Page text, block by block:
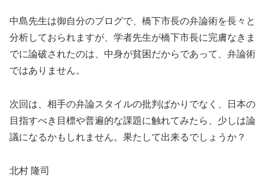
中島先生は御自分のブログで、橋下市長の弁論術を長々と
分析しておられますが、学者先生が橋下市長に完膚なきま
でに論破されたのは、中身が貧困だからであって、弁論術
ではありません。
次回は、相手の弁論スタイルの批判ばかりでなく、日本の
目指すべき目標や普遍的な課題に触れてみたら、少しは論
議になるかもしれません。果たして出来るでしょうか？
北村 隆司